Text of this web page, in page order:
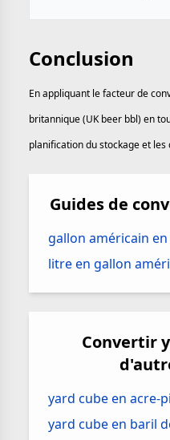
Conclusion
En appliquant le facteur de
britannique (UK beer bbl) en
planification du stockage et
Guides de
gallon américain
litre en gallon
Convertir
yard cube en acre-
yard cube en baril